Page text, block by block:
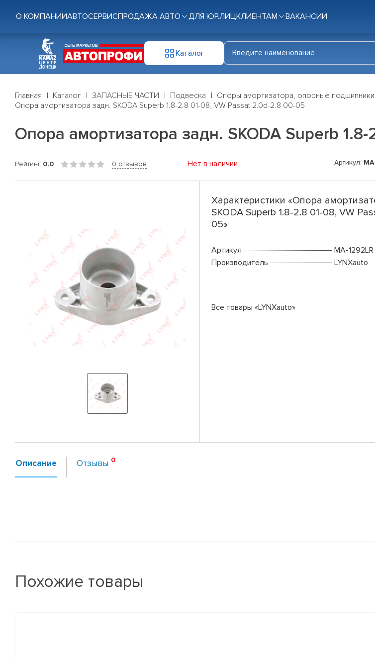
О КОМПАНИИАВТОСЕРВИСПРОДАЖА АВТО ДЛЯ ЮР.ЛИЦКЛИЕНТАМ ВАКАНСИИ
Каталог
Главная Каталог ЗАПАСНЫЕ ЧАСТИ Подвеска
Опоры амортизатора, опорные подшипники
Опора амортизатора задн. SKODA Superb 1.8-2.8 01-08, VW Passat 2.0d-2.8 00-05
Опора амортизатора задн. SKODA Superb
Рейтинг 0.0 0 отзывов Нет в наличии Артикул:
Характеристики «Опора
SKODA Superb 1.8-2.8 01-08, VW
05»
Артикул
MA-1292LR
Производитель
LYNXauto
Все товары «LYNXauto»
Описание Отзывы
Похожие товары